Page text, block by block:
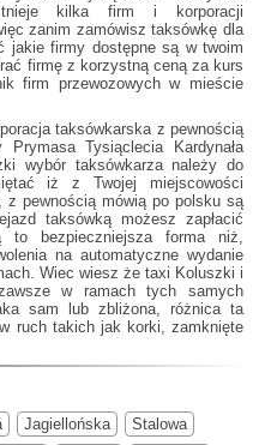
kilka firm i korporacji
zanim zamówisz taksówkę dla
jakie firmy dostępne są w twoim
firmę z korzystną ceną za kurs
firm przewozowych w mieście
taksówkarska z pewnością
Tysiąclecia Kardynała
wybór taksówkarza należy do
iż z Twojej miejscowości
z pewnością mówią po polsku są
taksówką możesz zapłacić
to bezpieczniejsza forma niż,
na automatyczne wydanie
Wiec wiesz że taxi Koluszki i
w ramach tych samych
sam lub zbliżona, różnica ta
ruch takich jak korki, zamknięte
Jagiellońska Stalowa